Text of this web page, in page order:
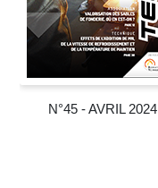
N°45 - AVRIL 2024